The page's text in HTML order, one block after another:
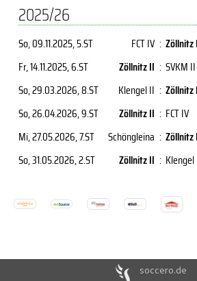
2025/26
So, 09.11.2025, 5.ST FCT IV : Zöllnitz
Fr, 14.11.2025, 6.ST Zöllnitz II : SVKM II
So, 29.03.2026, 8.ST Klengel II : Zöllnitz
So, 26.04.2026, 9.ST Zöllnitz II : FCT IV
Mi, 27.05.2026, 7.ST Schöngleina : Zöllnitz
So, 31.05.2026, 2.ST Zöllnitz II :
soccero.de